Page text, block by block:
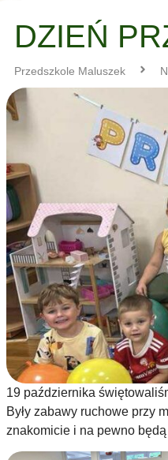
DZIEŃ
Przedszkole Maluszek
19 października
Były zabawy ruchowe przy
znakomicie i na pewno